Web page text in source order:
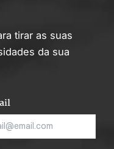
tirar as suas
da sua